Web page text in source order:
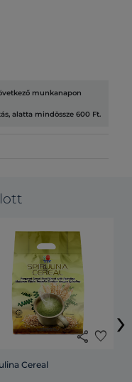
munkanapon
alatta mindössze 600 Ft.
share favorite
Cereal
›